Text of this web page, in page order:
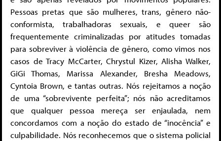
Pessoas pretas que são mulheres, trans, gênero não-
conformista, trabalhadoras sexuais, e queer são
frequentemente criminalizadas por atitudes tomadas
para sobreviver à violência de gênero, como vimos nos
casos de Tracy McCarter, Chrystul Kizer, Alisha Walker,
GiGi Thomas, Marissa Alexander, Bresha Meadows,
Cyntoia Brown, e tantas outras. Nós rejeitamos a noção
de uma “sobrevivente perfeita”; nós não acreditamos
que qualquer pessoa mereça ser enjaulada, nem
concordamos com a noção do estado de “inocência” e
culpabilidade. Nós reconhecemos que o sistema policial